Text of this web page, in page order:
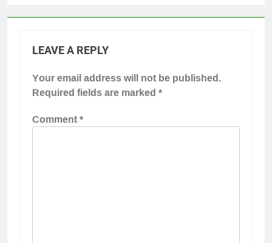
LEAVE A REPLY
Your email address will not be published.
Required fields are marked*
Comment*